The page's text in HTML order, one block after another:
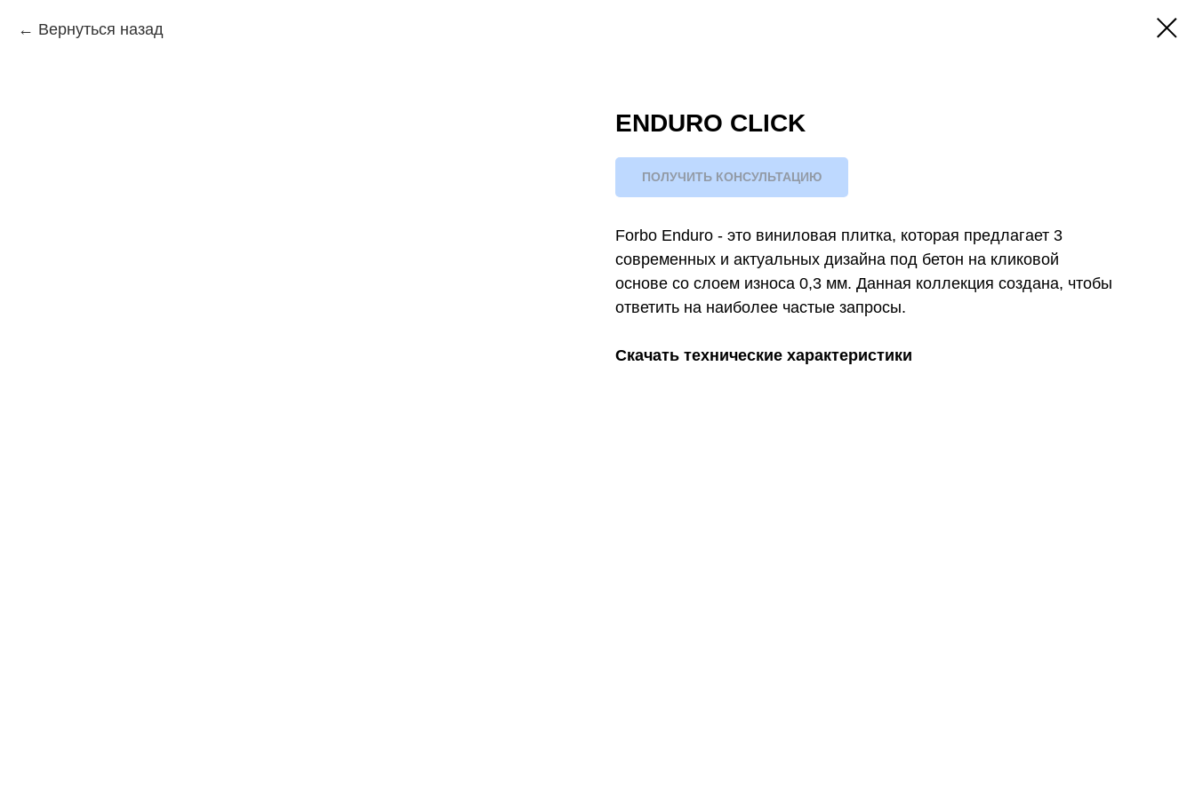
Вернуться назад
ENDURO CLICK
ПОЛУЧИТЬ КОНСУЛЬТАЦИЮ
Forbo Enduro - это виниловая плитка, которая предлагает 3
современных и актуальных дизайна под бетон на кликовой
основе со слоем износа 0,3 мм. Данная коллекция создана, чтобы
ответить на наиболее частые запросы.
Скачать технические характеристики